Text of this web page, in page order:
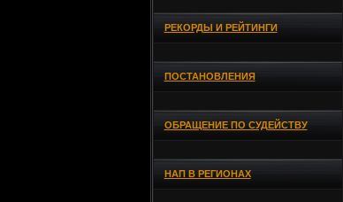
РЕКОРДЫ И РЕЙТИНГИ
ПОСТАНОВЛЕНИЯ
ОБРАЩЕНИЕ ПО СУДЕЙСТВУ
НАП В РЕГИОНАХ